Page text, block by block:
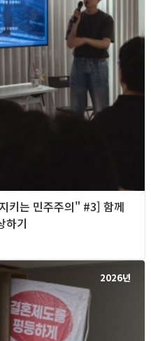
키는 민주주의" #3] 함께
하기
2026년